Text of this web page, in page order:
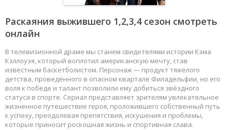
Раскаяния выжившего 1,2,3,4 сезон смотреть
онлайн
В телевизионной драме мы станем свидетелями истории Кэма
Кэллоуэя, который воплотил американскую мечту, став
известным баскетболистом. Персонаж — продукт тяжёлого
детства, проведённого в опасном квартале Филадельфии, но его
воля к победе и талант позволили ему добиться звёздного
статуса в спорте. Сериал представляет зрителям увлекательное
жизненное путешествие героя, проложившего собственный путь
к успеху, преодолевая препятствия, искушения и проблемы,
которые приносит роскошная жизнь и спортивная слава.